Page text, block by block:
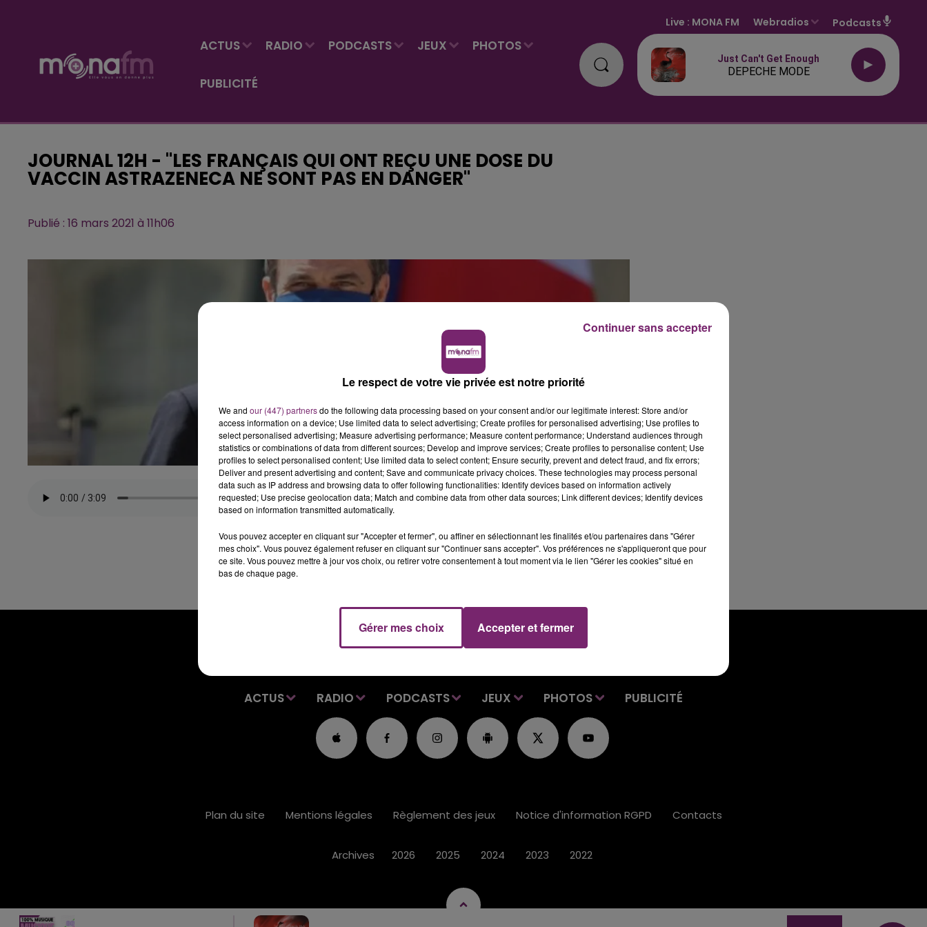
ACTUS RADIO PODCASTS JEUX PHOTOS
PUBLICITÉ
Live : MONA FM Webradios Podcasts
Just Can't Get Enough
DEPECHE MODE
JOURNAL 12H - "LES FRANÇAIS QUI ONT REÇU UNE DOSE DU
VACCIN ASTRAZENECA NE SONT PAS EN DANGER"
Publié : 16 mars 2021 à 11h06
ACTUS RADIO PODCASTS JEUX PHOTOS PUBLICITÉ
Plan du site Mentions légales Règlement des jeux Notice d'information RGPD Contacts
Archives 2026 2025 2024 2023 2022
Le respect de votre vie privée est notre priorité
We and our (447) partnersdo the following data processing based on your consent and/or our legitimate interest: Store and/or
access information on a device; Use limited data to select advertising; Create profiles for personalised advertising; Use profiles to
select personalised advertising; Measure advertising performance; Measure content performance; Understand audiences through
statistics or combinations of data from different sources; Develop and improve services; Create profiles to personalise content; Use
profiles to select personalised content; Use limited data to select content; Ensure security, prevent and detect fraud, and fix errors;
Deliver and present advertising and content; Save and communicate privacy choices. These technologies may process personal
data such as IP address and browsing data to offer following functionalities: Identify devices based on information actively
requested; Use precise geolocation data; Match and combine data from other data sources; Link different devices; Identify devices
based on information transmitted automatically.
Vous pouvez accepter en cliquant sur "Accepter et fermer", ou affiner en sélectionnant les finalités et/ou partenaires dans "Gérer
mes choix". Vous pouvez également refuser en cliquant sur "Continuer sans accepter". Vos préférences ne s'appliqueront que pour
ce site. Vous pouvez mettre à jour vos choix, ou retirer votre consentement à tout moment via le lien "Gérer les cookies" situé en
bas de chaque page.
Gérer mes choix Accepter et fermer
Continuer sans accepter